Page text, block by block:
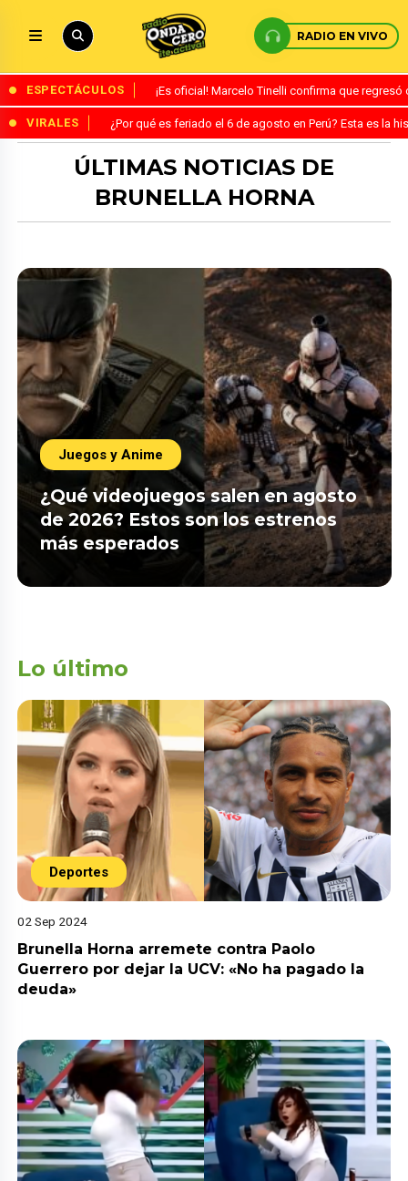
RADIO EN VIVO
ESPECTÁCULOS ¡Es oficial! Marcelo Tinelli confirma que
VIRALES ¿Por qué es feriado el 6 de agosto en Perú? Esta es la
ÚLTIMAS NOTICIAS DE
BRUNELLA HORNA
Juegos y Anime
¿Qué videojuegos salen en agosto
de 2026? Estos son los estrenos
más esperados
Lo último
Deportes
02 Sep 2024
Brunella Horna arremete contra Paolo
Guerrero por dejar la UCV: «No ha pagado la
deuda»